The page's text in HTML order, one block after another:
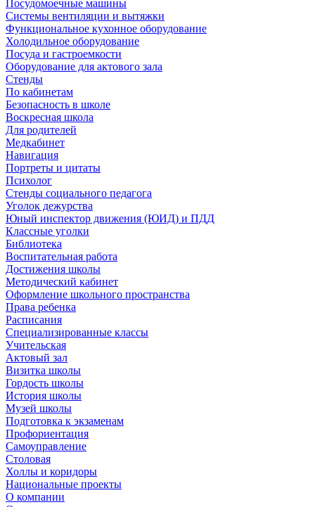
Посудомоечные машины
Системы вентиляции и вытяжки
Функциональное кухонное оборудование
Холодильное оборудование
Посуда и гастроемкости
Оборудование для актового зала
Стенды
По кабинетам
Безопасность в школе
Воскресная школа
Для родителей
Медкабинет
Навигация
Портреты и цитаты
Психолог
Стенды социального педагога
Уголок дежурства
Юный инспектор движения (ЮИД) и ПДД
Классные уголки
Библиотека
Воспитательная работа
Достижения школы
Методический кабинет
Оформление школьного пространства
Права ребенка
Расписания
Специализированные классы
Учительская
Актовый зал
Визитка школы
Гордость школы
История школы
Музей школы
Подготовка к экзаменам
Профориентация
Самоуправление
Столовая
Холлы и коридоры
Национальные проекты
О компании